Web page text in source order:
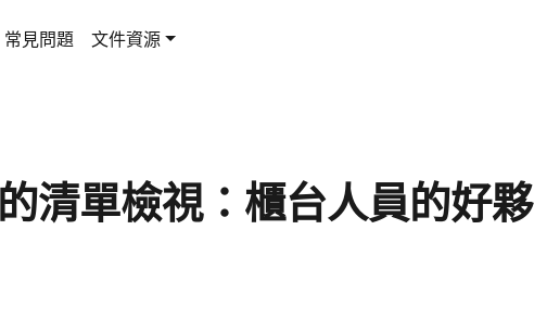
常見問題 文件資源
清單檢視：櫃台人員的好夥